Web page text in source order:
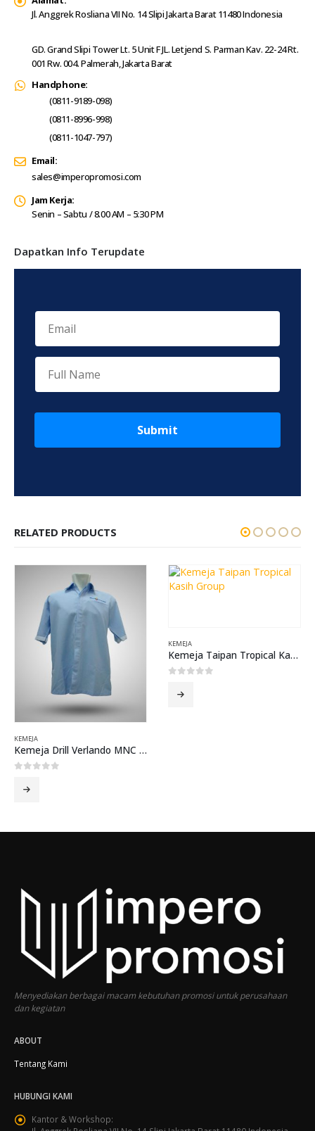
Jl. Anggrek Rosliana VII No. 14 Slipi Jakarta Barat 11480 Indonesia
GD. Grand Slipi Tower Lt. 5 Unit F JL. Letjend S. Parman Kav. 22-24 Rt.
001 Rw. 004. Palmerah, Jakarta Barat
Handphone:
(0811-9189-098)
(0811-8996-998)
(0811-1047-797)
Email:
sales@imperopromosi.com
Jam Kerja:
Senin – Sabtu / 8.00 AM – 5:30 PM
Dapatkan Info Terupdate
Submit
RELATED PRODUCTS
KEMEJA
Kemeja Drill Verlando MNC Securities Biru muda
KEMEJA
Kemeja Taipan Tropical Kasih Group
Menyediakan berbagai macam kebutuhan promosi untuk perusahaan
dan kegiatan
ABOUT
Tentang Kami
HUBUNGI KAMI
Kantor & Workshop: